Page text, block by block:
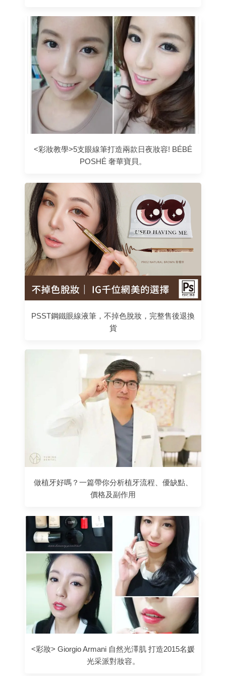
<彩妝教學>5支眼線筆打造兩款日夜妝容! BÉBÉ
POSHÉ 奢華寶貝。
PSST鋼鐵眼線液筆，不掉色脫妝，完整售後退換
貨
做植牙好嗎？一篇帶你分析植牙流程、優缺點、
價格及副作用
<彩妝> Giorgio Armani 自然光澤肌 打造2015名媛
光采派對妝容。